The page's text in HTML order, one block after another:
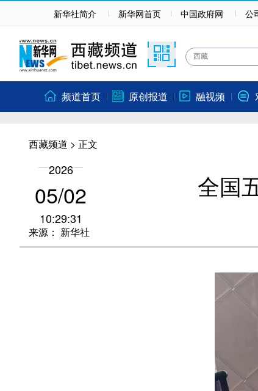
新华社简介 新华网首页 中国政府网 公
频道首页 原创报道 融视频
西藏频道 > 正文
2026
05/02
10:29:31
来源： 新华社
全国